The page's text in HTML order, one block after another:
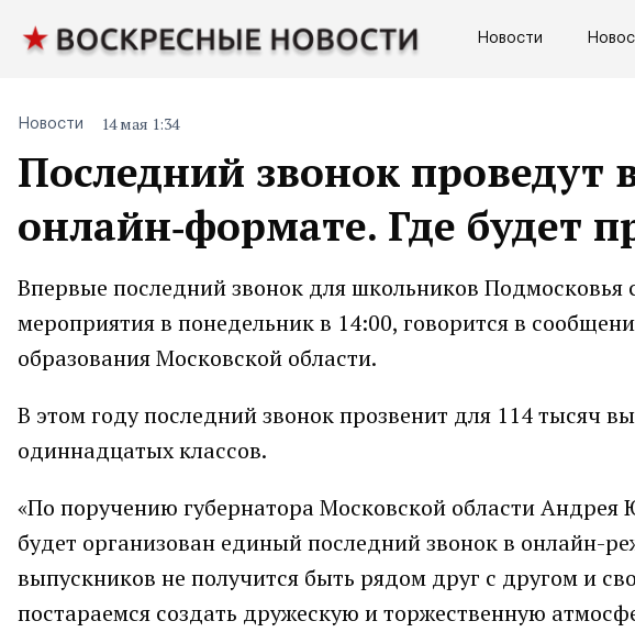
Новости
Последний звонок проведут
онлайн‑формате. Где будет
Новости 14 мая 1:34
Впервые последний звонок для школьников Подмосковья
мероприятия в понедельник в 14:00, говорится в
образования Московской области.
В этом году последний звонок прозвенит для 114 тысяч
одиннадцатых классов.
«По поручению губернатора Московской области
будет организован единый последний звонок в онлайн-
выпускников не получится быть рядом друг с другом и
постараемся создать дружескую и торжественную